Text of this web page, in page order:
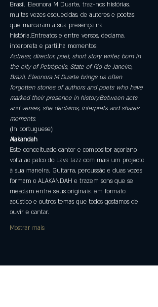
Brasil, Eleonora M Duarte, traz-nos histórias,
muitas vezes esquecidas, de autores e poetas
que marcaram a sua presença na
história.Entreatos e entre versos, declama,
interpreta e partilha momentos.
Actress, director, poet, short story writer, born in
the city of Petrópolis, State of Rio de Janeiro,
Brazil, Eleonora M Duarte brings us often
forgotten stories of authors and poets who have
marked their presence in history.Between acts
and verses, she declaims, interprets and shares
moments.
(In portuguese)
Alakandah
Este conceituado cantor e compositor açoriano
volta ao palco do Lava Jazz com mais um projecto
à sua maneira. Guitarra, percussão e duas vozes
formam o ALAKANDAH e trazem sons que se
mesclam entre seus originais. em formato
acústico e outros temas que todos gostamos de
ouvir e cantar.
Mostrar mais